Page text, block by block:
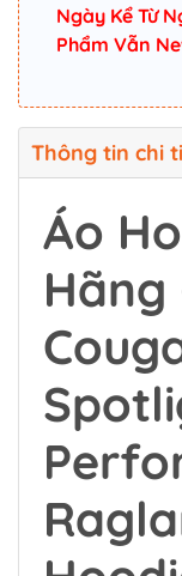
Ngày Kể Từ
Phẩm Vẫn
Thông tin chi
Áo
Hãng